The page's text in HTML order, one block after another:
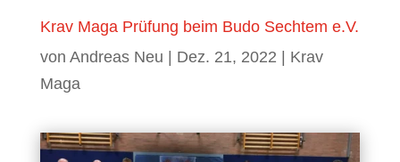
Krav Maga Prüfung beim Budo Sechtem e.V.
von Andreas Neu | Dez. 21, 2022 | Krav
Maga